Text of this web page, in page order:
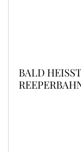
BALD HEISST